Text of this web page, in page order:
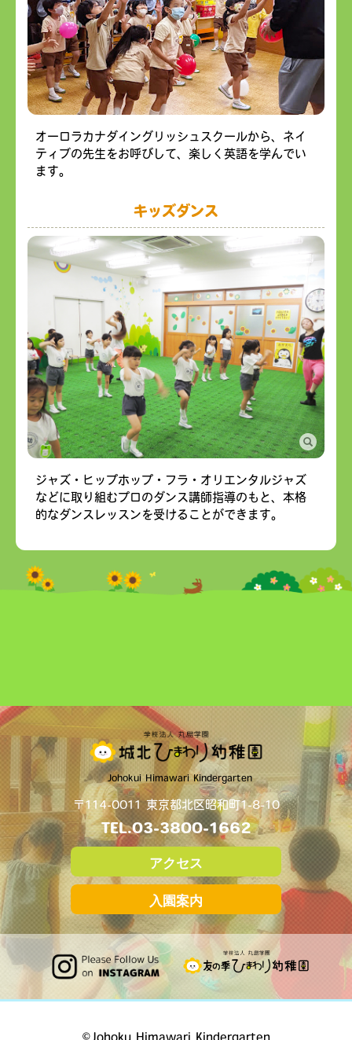
オーロラカナダイングリッシュスクールから、ネイ
ティブの先生をお呼びして、楽しく英語を学んでい
ます。
キッズダンス
ジャズ・ヒップホップ・フラ・オリエンタルジャズ
などに取り組むプロのダンス講師指導のもと、本格
的なダンスレッスンを受けることができます。
Johokui Himawari Kindergarten
〒114-0011 東京都北区昭和町1-8-10
TEL.03-3800-1662
アクセス
入園案内
©Johoku Himawari Kindergarten